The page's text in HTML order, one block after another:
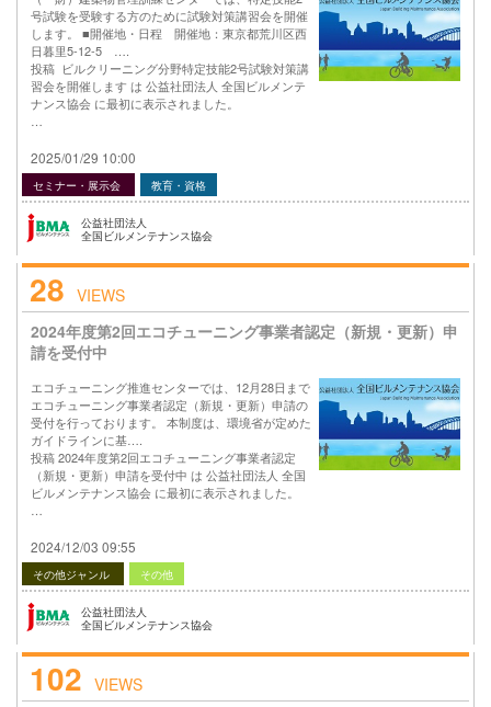
号試験を受験する方のために試験対策講習会を開催
します。 ■開催地・日程 開催地：東京都荒川区西
日暮里5-12-5 ….
投稿 ビルクリーニング分野特定技能2号試験対策講
習会を開催します は 公益社団法人 全国ビルメンテ
ナンス協会 に最初に表示されました。
2025/01/29 10:00
セミナー・展示会 教育・資格
公益社団法人
全国ビルメンテナンス協会
28 VIEWS
2024年度第2回エコチューニング事業者認定（新規・更新）申
請を受付中
エコチューニング推進センターでは、12月28日まで
エコチューニング事業者認定（新規・更新）申請の
受付を行っております。 本制度は、環境省が定めた
ガイドラインに基….
投稿 2024年度第2回エコチューニング事業者認定
（新規・更新）申請を受付中 は 公益社団法人 全国
ビルメンテナンス協会 に最初に表示されました。
2024/12/03 09:55
その他ジャンル その他
公益社団法人
全国ビルメンテナンス協会
102 VIEWS